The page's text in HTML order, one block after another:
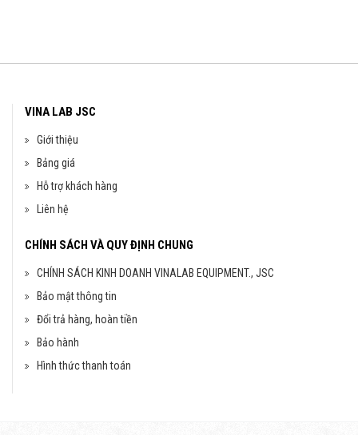
VINA LAB JSC
Giới thiệu
Bảng giá
Hỗ trợ khách hàng
Liên hệ
CHÍNH SÁCH VÀ QUY ĐỊNH CHUNG
CHÍNH SÁCH KINH DOANH VINALAB EQUIPMENT., JSC
Bảo mật thông tin
Đổi trả hàng, hoàn tiền
Bảo hành
Hình thức thanh toán